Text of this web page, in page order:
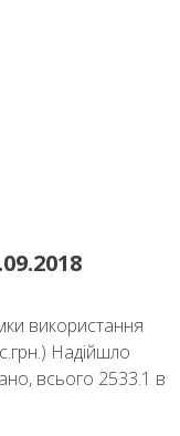
використання
Надійшло
всього 2533.1 в